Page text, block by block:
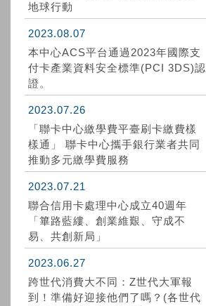
地球行動
2023.08.07
本中心ACS平台通過2023年國際支
付卡產業資料安全標準(PCI 3DS)認
證。
2023.07.26
「聯卡中心繳學費平臺刷卡繳費樣
樣通」 聯卡中心攜手銀行業者共同
推動多元繳學費服務
2023.07.21
聯合信用卡處理中心成立40週年
「篳路藍縷、創業維艱、守成不
易、共創新局」
2023.06.27
跨世代消費大不同：Z世代大軍報
到！準備好迎接他們了嗎？(各世代